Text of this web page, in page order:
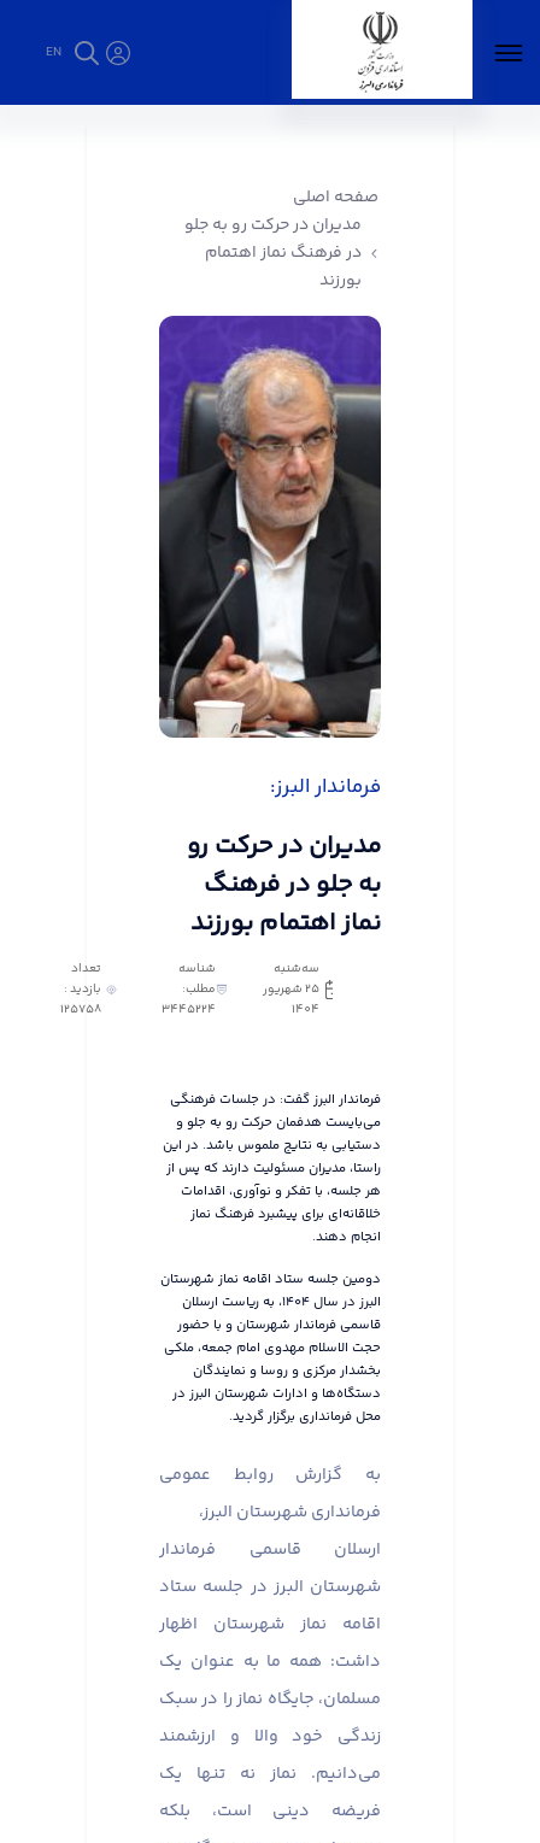
EN
صفحه اصلی
مدیران در حرکت رو به جلو
در فرهنگ نماز اهتمام
بورزند
فرماندار البرز:
مدیران در حرکت رو
به جلو در فرهنگ
نماز اهتمام بورزند
سه‌شنبه
25 شهریور
1404
شناسه
مطلب:
3445224
تعداد
بازدید :
125758
فرماندار البرز گفت: در جلسات فرهنگی
می‌بایست هدفمان حرکت رو به جلو و
دستیابی به نتایج ملموس باشد. در این
راستا، مدیران مسئولیت دارند که پس از
هر جلسه، با تفکر و نوآوری، اقدامات
خلاقانه‌ای برای پیشبرد فرهنگ نماز
انجام دهند.
دومین جلسه ستاد اقامه نماز شهرستان
البرز در سال ۱۴۰۴، به ریاست ارسلان
قاسمی فرماندار شهرستان و با حضور
حجت الاسلام مهدوی امام جمعه، ملکی
بخشدار مرکزی و روسا و نمایندگان
دستگاه‌ها و ادارات شهرستان البرز در
محل فرمانداری برگزار گردید.
به گزارش روابط عمومی
فرمانداری شهرستان البرز،
ارسلان قاسمی فرماندار
شهرستان البرز در جلسه ستاد
اقامه نماز شهرستان اظهار
داشت: همه ما به عنوان یک
مسلمان، جایگاه نماز را در سبک
زندگی خود والا و ارزشمند
می‌دانیم. نماز نه تنها یک
فریضه دینی است، بلکه